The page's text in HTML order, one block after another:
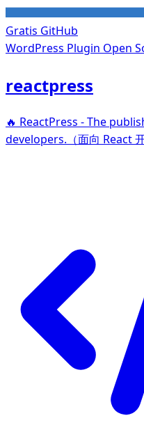
Gratis GitHub
WordPress Plugin Open
reactpress
🔥 ReactPress - The
developers.（面向 React